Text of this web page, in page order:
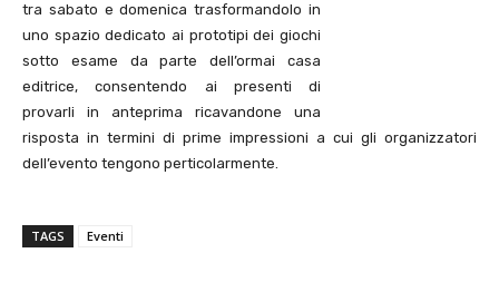
tra sabato e domenica trasformandolo in
uno spazio dedicato ai prototipi dei giochi
sotto esame da parte dell’ormai casa
editrice, consentendo ai presenti di
provarli in anteprima ricavandone una
risposta in termini di prime impressioni a cui gli organizzatori
dell’evento tengono perticolarmente.
TAGS Eventi